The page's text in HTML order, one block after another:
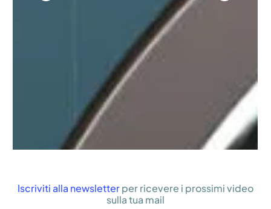
Iscrivitialla newsletterper ricevere i prossimi video
sulla tua mail